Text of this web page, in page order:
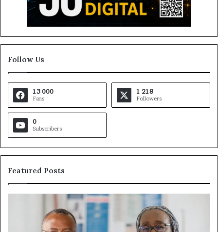
Follow Us
13 000
Fans
1 218
Followers
0
Subscribers
Featured Posts